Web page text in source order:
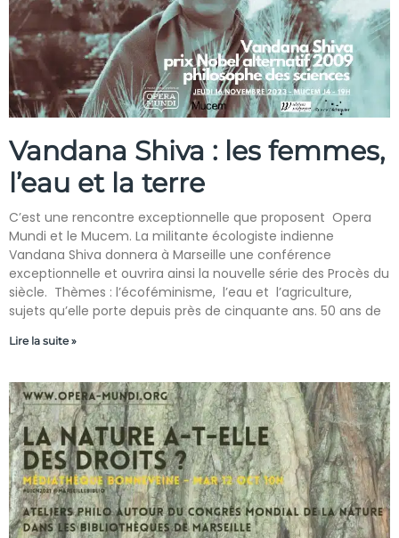
Vandana Shiva : les femmes,
l’eau et la terre
C’est une rencontre exceptionnelle que proposent Opera
Mundi et le Mucem. La militante écologiste indienne
Vandana Shiva donnera à Marseille une conférence
exceptionnelle et ouvrira ainsi la nouvelle série des Procès du
siècle. Thèmes : l’écoféminisme, l’eau et l’agriculture,
sujets qu’elle porte depuis près de cinquante ans. 50 ans de
Lire la suite »